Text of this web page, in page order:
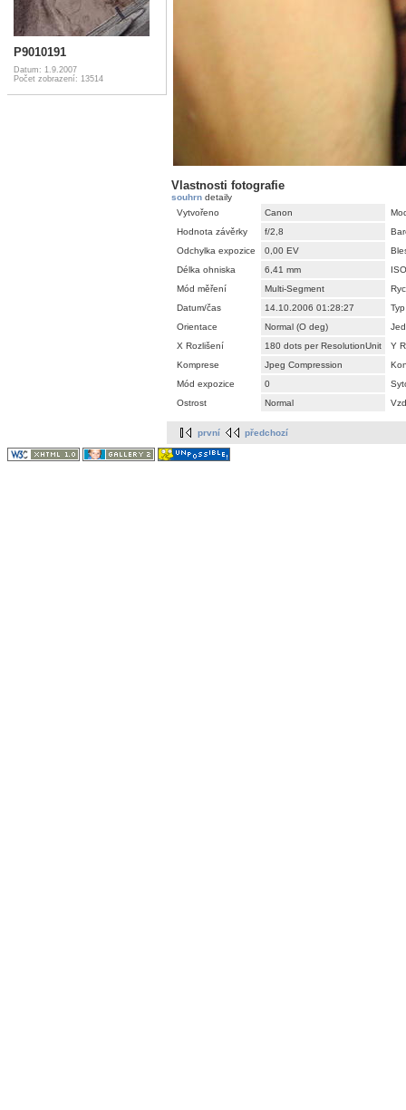
P9010191
Datum: 1.9.2007
Počet zobrazení: 13514
Vlastnosti fotografie
souhrn detaily
Vytvořeno
Canon
Hodnota závěrky
f/2,8
Odchylka expozice
0,00 EV
Délka ohniska
6,41 mm
ISO
Mód měření
Multi-Segment
Datum/čas
14.10.2006 01:28:27
Orientace
Normal (O deg)
X Rozlišení
180 dots per ResolutionUnit
Y
Komprese
Jpeg Compression
Mód expozice
0
Ostrost
Normal
první předchozí